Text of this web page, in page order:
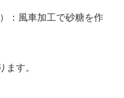
：風車加工で砂糖を作
ます。